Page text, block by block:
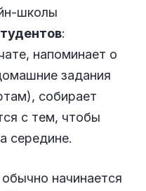
школы
:
напоминает о
задания
собирает
с тем, чтобы
середине.
начинается